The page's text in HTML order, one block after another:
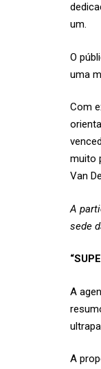
um.
O
uma
Com
muito
Van
A
sede
A
A